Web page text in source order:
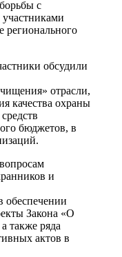
с
регионального
обсудили
отрасли,
качества охраны
бюджетов, в
и
обеспечении
Закона «О
также ряда
актов в